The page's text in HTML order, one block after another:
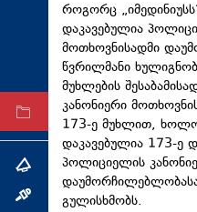
სპორტი
ტაბლოიდი
არქივი
თემა
ინტერვიუ
როგორც „იმედინიუსს
დაკავებულია
მოთხოვნისადმი
წვრილმანი
მუხლების
კანონიერი
173-ე მუხლით,
დაკავებულია 173-ე
პოლიციელის
გულისხმობს.